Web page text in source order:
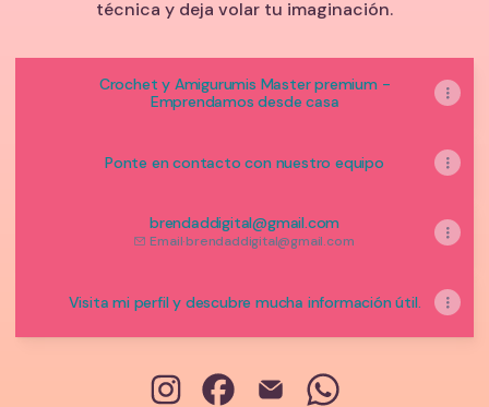
técnica y deja volar tu imaginación.
Crochet y Amigurumis Master premium -
Emprendamos desde casa
Ponte en contacto con nuestro equipo
brendaddigital@gmail.com
Email·brendaddigital@gmail.com
Visita mi perfil y descubre mucha información útil.